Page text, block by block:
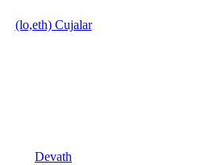
(lo,eth) Cujalar
Devath